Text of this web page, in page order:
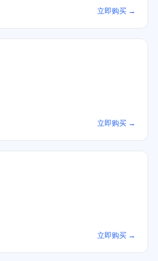
立即购买 →
立即购买 →
立即购买 →